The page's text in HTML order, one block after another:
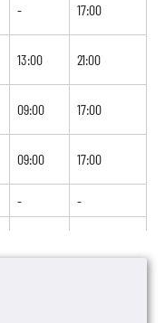
- 17:00
13:00 21:00
09:00 17:00
09:00 17:00
- -